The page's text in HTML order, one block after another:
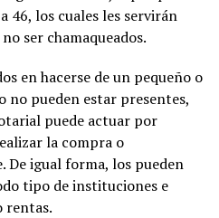
46, los cuales les servirán
ser chamaqueados.
en hacerse de un pequeño o
no pueden estar presentes,
puede actuar por
la compra o
igual forma, los pueden
tipo de instituciones e
rentas.